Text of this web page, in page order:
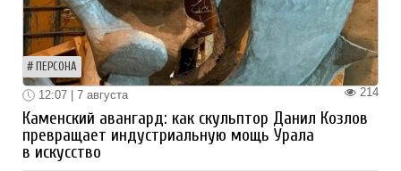
ПЕРСОНА
214
12:07 | 7 августа
Каменский авангард: как скульптор Данил Козлов
превращает индустриальную мощь Урала
в искусство